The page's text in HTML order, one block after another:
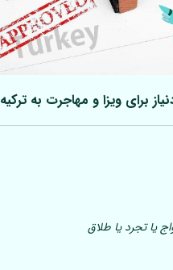
برای ویزا و مهاجرت به ترکیه
یا تجرد یا طلاق